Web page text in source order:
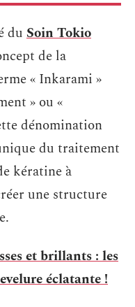
du Soin Tokio
de la
« Inkarami »
» ou «
dénomination
du traitement
kératine à
une structure
et brillants : les
éclatante !